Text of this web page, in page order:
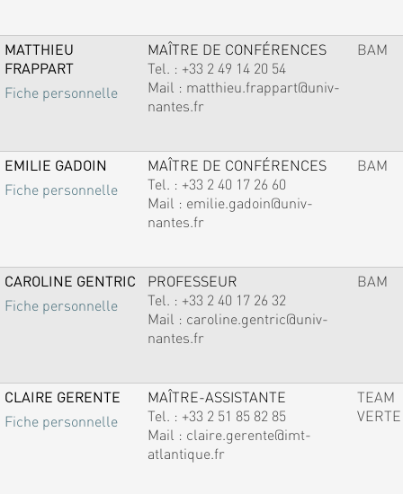
MATTHIEU
FRAPPART
Fiche personnelle
MAÎTRE DE CONFÉRENCES
Tel. : +33 2 49 14 20 54
Mail : matthieu.frappart@univ-
nantes.fr
BAM
EMILIE GADOIN
Fiche personnelle
MAÎTRE DE CONFÉRENCES
Tel. : +33 2 40 17 26 60
Mail : emilie.gadoin@univ-
nantes.fr
BAM
CAROLINE GENTRIC
Fiche personnelle
PROFESSEUR
Tel. : +33 2 40 17 26 32
Mail : caroline.gentric@univ-
nantes.fr
BAM
CLAIRE GERENTE
Fiche personnelle
MAÎTRE-ASSISTANTE
Tel. : +33 2 51 85 82 85
Mail : claire.gerente@imt-
atlantique.fr
TEAM
VERTE